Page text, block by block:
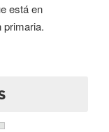
está en
primaria.